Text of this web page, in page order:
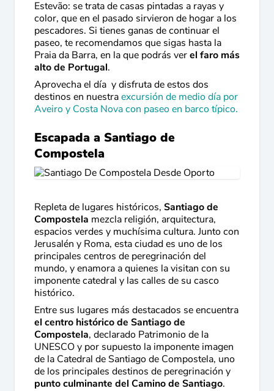
Estevão: se trata de casas pintadas a rayas y
color, que en el pasado sirvieron de hogar a los
pescadores. Si tienes ganas de continuar el
paseo, te recomendamos que sigas hasta la
Praia da Barra, en la que podrás verel faro más
alto de Portugal.
Aprovecha el día y disfruta de estos dos
destinos en nuestraexcursión de medio día por
Aveiro y Costa Nova con paseo en barco típico.
Escapada a Santiago de
Compostela
Repleta de lugares históricos, Santiago de
Compostela mezcla religión, arquitectura,
espacios verdes y muchísima cultura. Junto con
Jerusalén y Roma, esta ciudad es uno de los
principales centros de peregrinación del
mundo, y enamora a quienes la visitan con su
imponente catedral y las calles de su casco
histórico.
Entre sus lugares más destacados se encuentra
el centro histórico de Santiago de
Compostela, declarado Patrimonio de la
UNESCO y por supuesto la imponente imagen
de la Catedral de Santiago de Compostela, uno
de los principales destinos de peregrinación y
punto culminante del Camino de Santiago.